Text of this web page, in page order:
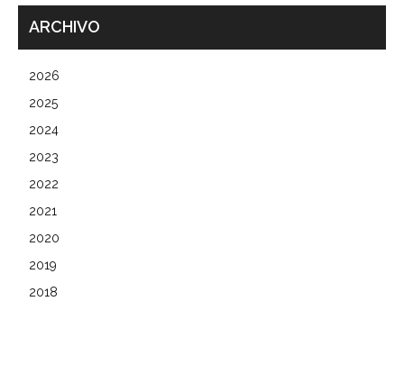
ARCHIVO
2026
2025
2024
2023
2022
2021
2020
2019
2018